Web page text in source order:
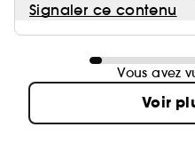
Signaler ce contenu
Vous avez
Voir